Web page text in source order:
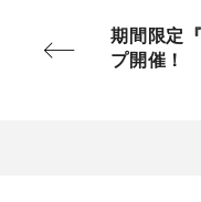
期間限定
プ開催！